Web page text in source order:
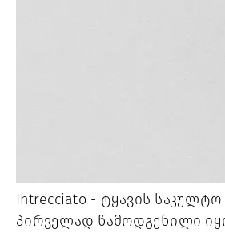
Intrecciato - ტყავის
პირველად წამოდგენილი